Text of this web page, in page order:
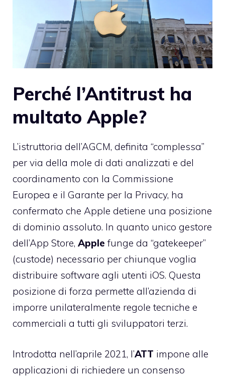
Perché l’Antitrust ha
multato Apple?
L’istruttoria dell’AGCM, definita “complessa”
per via della mole di dati analizzati e del
coordinamento con la Commissione
Europea e il Garante per la Privacy, ha
confermato che Apple detiene una posizione
di dominio assoluto. In quanto unico gestore
dell’App Store, Apple funge da “gatekeeper”
(custode) necessario per chiunque voglia
distribuire software agli utenti iOS. Questa
posizione di forza permette all’azienda di
imporre unilateralmente regole tecniche e
commerciali a tutti gli sviluppatori terzi.
Introdotta nell’aprile 2021, l’ATT impone alle
applicazioni di richiedere un consenso